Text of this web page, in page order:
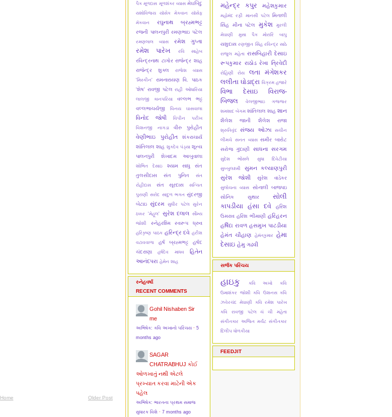
Older Post
Home
પૈક મૂળદાસ મૂળશંકર વ્યાસ મેઘબિંદુ
યશોવિજય યૉસેક મેકવાન
યૉસેફ
મૅકવાન
રઘુનાથ બ્રહ્મભટ્ટ
રજની પાલનપુરી રમણભાઇ પટેલ
રમણલાલ વ્યાસ રમેશ ગુપ્તા
રમેશ પારેખ રવિ સાહેબ
રવિન્દ્રનાથ ટાગોર રાજેન્દ્ર શાહ
રાજેન્દ્ર શુક્લ
રાજેશ વ્યાસ
'મિસ્કીન'
રામનારાયણ વિ. પાઠક
'શેષ' રાવજી પટેલ રાહી ઓધારિયા
લાલજી કાનપરિયા
વલ્લભ ભટ્ટ
વલ્લભાચર્યજી
વિનય ઘાસવાલા
વિનોદ જોષી
વિપીન પરીખ
વિશનજી નાગડા
વીરુ પુરોહીત
વેણીભાઇ પુરોહીત
શંકરાચાર્ય
શાંતિલાલ શાહ શુકદેવ પંડ્યા શૂન્ય
પાલનપુરી
શેખાદમ આબુવાલા
શોભિત દેસાઇ શ્યામ સાધુ
સંત
તુલસીદાસ
સંત પુનિત
સંત
રોહીદાસ
સંત સૂરદાસ
સત્ચિત
પુરાણી સરોદ સાદુળ ભગત સુંદરજી
બેટાઇ સુંદરમ સુધીર પટેલ સુરેન
ઠક્કર 'મેહૂલ'
સુરેશ દલાલ
સૌમ્ય
જોશી
સ્નેહરશ્મિ સ્વરૂપ ધ્રુવ
હરિકૃષ્ણ પાઠક હરિન્દ્ર દવે હરીશ
વટાવવાળા
હર્ષ બ્રહ્મભટ્ટ
હર્ષદ
ચંદરાણા
હર્ષદેવ માધવ
હિતેન
આનંદપરા હેમેન શાહ
સ્નેહવર્ષા
RECENT COMMENTS
Gohil Nishaben Sir
me
અભિષેક: કવિ અખાનો પરિચય · 5
months ago
SAGAR
CHATRABHUJ કોઈ
ઓળખાતું નથી એટલે
પ્રખ્યાત કરવા માટેની એક
પહેલ
અભિષેક: ભારતના પ્રથમ સમાજ
સુધારક વિશે · 7 months ago
મહેન્દ્ર કપુર મહેશકુમાર
મહોમંદ રફી માનસી પટેલ મિતાલી
સિંહ
મીના પટેલ મુકેશ
મુરલી
મેઘાણી
મુસા પૈક મોરારિ બાપુ
યશુદાસ રણજીત સિંહ રવિન્દ્ર સાઠે
રાજુલ મહેતા રાસબિહારી દેસાઇ
રૂપકુમાર રાઠોડ રેખા ત્રિવેદી
રોહિણી રોય
લતા મંગેશકર
લલીતા ઘોડાદ્રા વિક્રમ હજારે
વિભા દેસાઇ
વિરાજ-
બિજલ
વેલજીભાઇ ગજ્જર
શમશાદ બેગમ શાંતિલાલ શાહ શાન
શૈલેશ જાની શૈલેશ રાજા
શ્રુતિવૃંદ સંજય ઓઝા
સચીન
લીમચે સનત વ્યાસ સમીર બારોટ
સરોજ ગુંદાણી
સાધના સરગમ
સુદેશ ભોંસલે
સુધા દિવેટીયા
સુબ્બુલક્ષ્મી
સુમન કલ્યાણપુરી
સુરેશ જોશી
સુરેશ વાડેકર
સુલોચના વ્યાસ
સોનાલી બાજપઇ
સોનિક સુથાર
સોલી
કાપડીયા હંસા દવે
હરિશ
ઉમરાવ હરિશ ભીમાણી હરિહરન
હર્ષિદા રાવળ હસમુખ પાટડીયા
હેમંત ચૌહાણ
હેમંતકુમાર
હેમા
દેસાઇ હેમુ ગઢવી
સર્જક પરિચય
હાઇકુ કવિ અખો
કવિ
ઉમાશંકર જોશી કવિ ઉશનસ કવિ
ઝવેરચંદ મેઘાણી
કવિ રમેશ પારેખ
કવિ રાવજી પટેલ
ચં ચી મહેતા
સંગીતકાર અજિત મર્ચંટ સંગીતકાર
દિલીપ ધોળકીયા
FEEDJIT